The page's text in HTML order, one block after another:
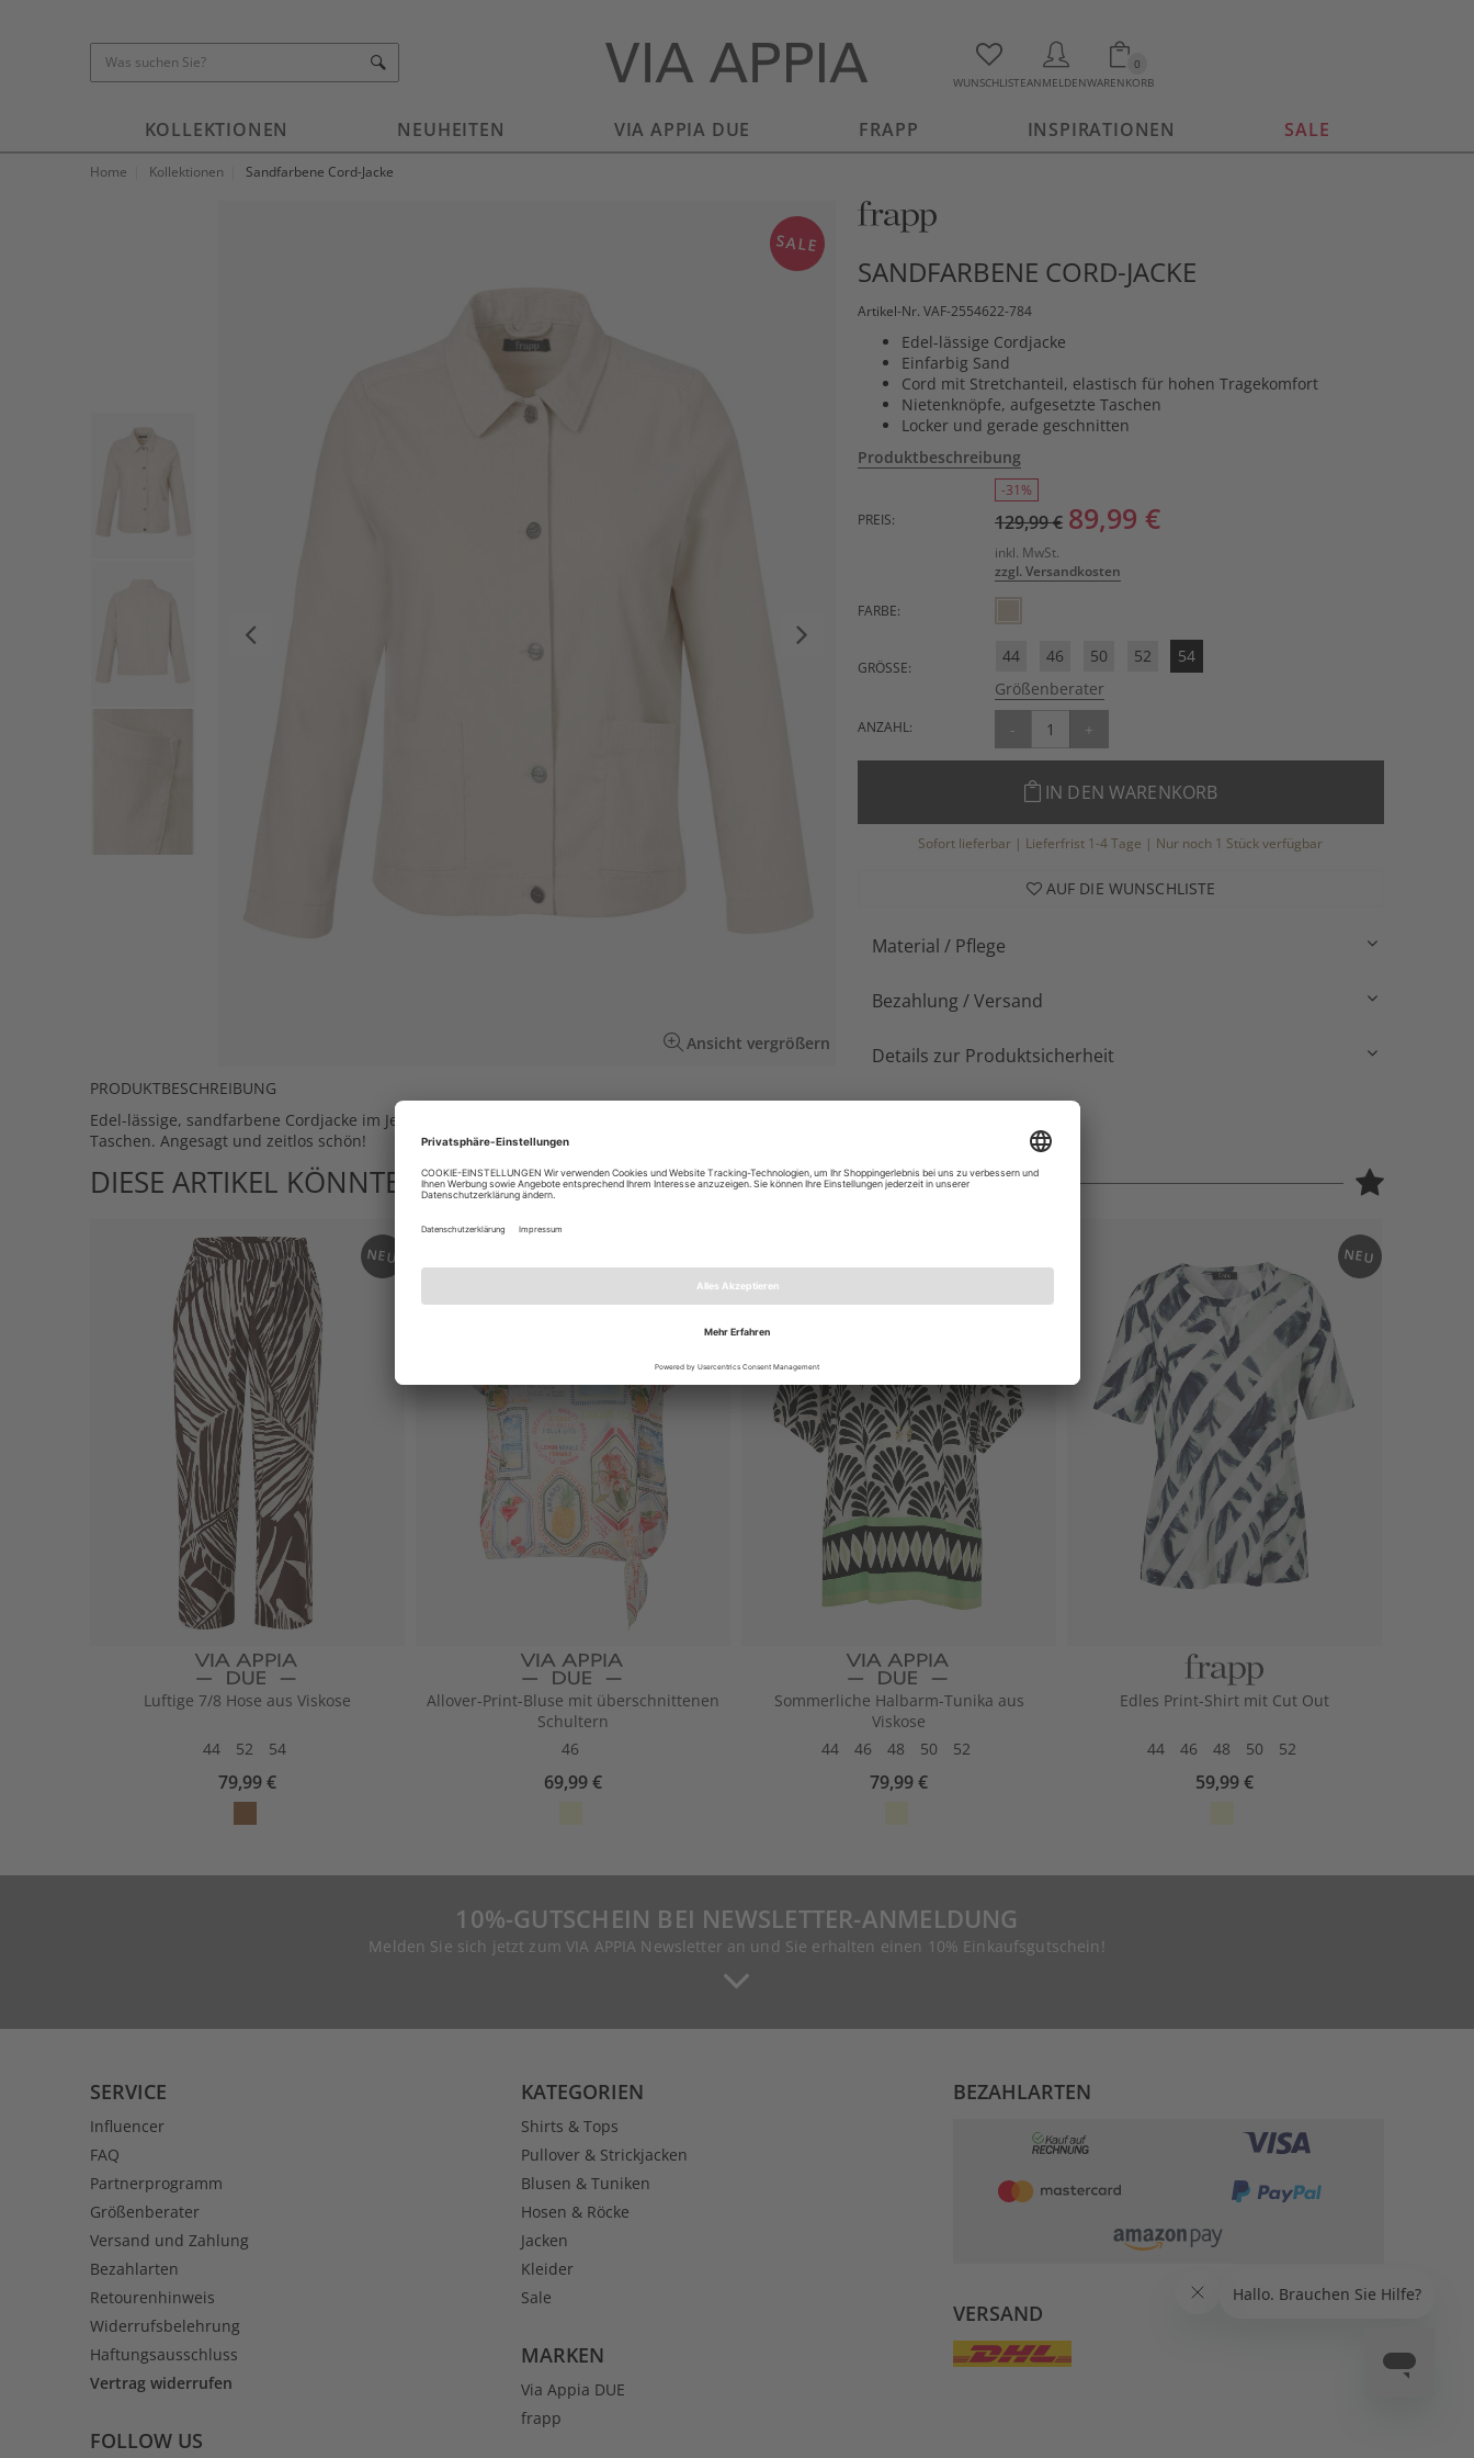
WUNSCHLISTEANMELDEN
0
WARENKORB
KOLLEKTIONEN NEUHEITEN VIA APPIA DUE FRAPP INSPIRATIONEN SALE
Home Kollektionen Sandfarbene Cord-Jacke
SALE
Ansicht vergrößern
PRODUKTBESCHREIBUNG
Edel-lässige, sandfarbene Cordjacke im Jeansjacken-Style mit Nietenknöpfen und aufgesetzen
Taschen. Angesagt und zeitlos schön!
SANDFARBENE CORD-JACKE
Artikel-Nr. VAF-2554622-784
Edel-lässige Cordjacke
Einfarbig Sand
Cord mit Stretchanteil, elastisch für hohen Tragekomfort
Nietenknöpfe, aufgesetzte Taschen
Locker und gerade geschnitten
Produktbeschreibung
-31%
PREIS:
129,99 € 89,99 €
inkl. MwSt.
zzgl. Versandkosten
FARBE:
GRÖSSE:
44 46 50 52
54
Größenberater
ANZAHL: - +
IN DEN WARENKORB
Sofort lieferbar | Lieferfrist 1-4 Tage | Nur noch 1 Stück verfügbar
AUF DIE WUNSCHLISTE
Material / Pflege
Bezahlung / Versand
Details zur Produktsicherheit
DIESE ARTIKEL KÖNNTEN IHNEN AUCH GEFALLEN
NEU
Luftige 7/8 Hose aus Viskose
44 52 54
79,99 €
Allover-Print-Bluse mit überschnittenen
Schultern
46
69,99 €
Sommerliche Halbarm-Tunika aus
Viskose
44
46 48 50 52
79,99 €
NEU
Edles Print-Shirt mit Cut Out
44 46 48 50 52
59,99 €
10%-GUTSCHEIN BEI NEWSLETTER-ANMELDUNG
Melden Sie sich jetzt zum VIA APPIA Newsletter an und Sie erhalten einen 10% Einkaufsgutschein!
SERVICE
Influencer
FAQ
Partnerprogramm
Größenberater
Versand und Zahlung
Bezahlarten
Retourenhinweis
Widerrufsbelehrung
Haftungsausschluss
Vertrag widerrufen
FOLLOW US
KATEGORIEN
Shirts & Tops
Pullover & Strickjacken
Blusen & Tuniken
Hosen & Röcke
Jacken
Kleider
Sale
MARKEN
Via Appia DUE
frapp
BEZAHLARTEN
VERSAND